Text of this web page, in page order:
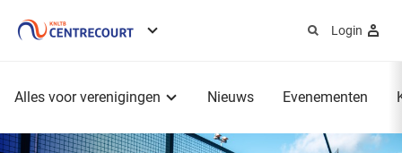
Login
Alles voor verenigingen Nieuws Evenementen